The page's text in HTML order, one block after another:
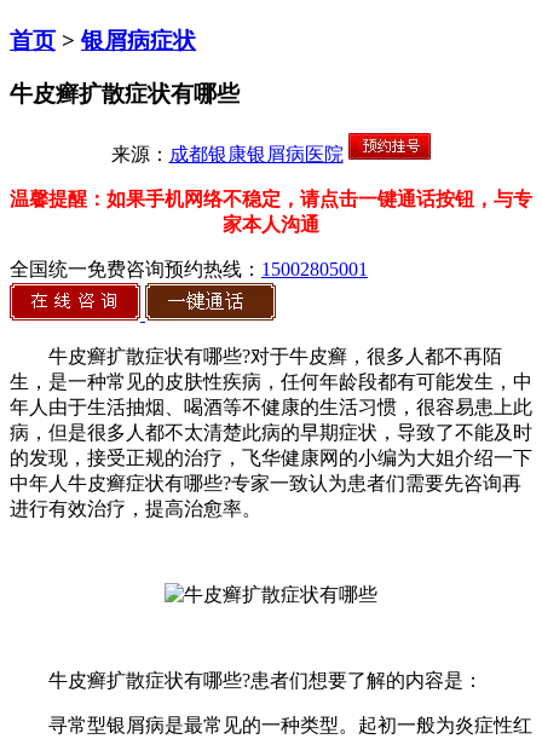
首页 >银屑病症状
牛皮癣扩散症状有哪些
来源： 成都银康银屑病医院
温馨提醒：如果手机网络不稳定，请点击一键通话按钮，与专
家本人沟通
全国统一免费咨询预约热线： 15002805001
牛皮癣扩散症状有哪些?对于牛皮癣，很多人都不再陌
生，是一种常见的皮肤性疾病，任何年龄段都有可能发生，中
年人由于生活抽烟、喝酒等不健康的生活习惯，很容易患上此
病，但是很多人都不太清楚此病的早期症状，导致了不能及时
的发现，接受正规的治疗，飞华健康网的小编为大姐介绍一下
中年人牛皮癣症状有哪些?专家一致认为患者们需要先咨询再
进行有效治疗，提高治愈率。
牛皮癣扩散症状有哪些?患者们想要了解的内容是：
寻常型银屑病是最常见的一种类型。起初一般为炎症性红